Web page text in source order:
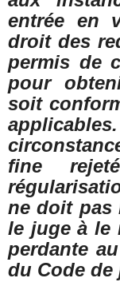
entrée en
droit des
permis de
pour
soit
fine
ne doit pas
le juge à le
perdante
du Code